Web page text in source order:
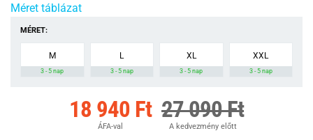
Méret táblázat
MÉRET:
M
3 - 5 nap
L
3 - 5 nap
XL
3 - 5 nap
XXL
3 - 5 nap
18 940 Ft
ÁFA-val
27 090 Ft
A kedvezmény előtt